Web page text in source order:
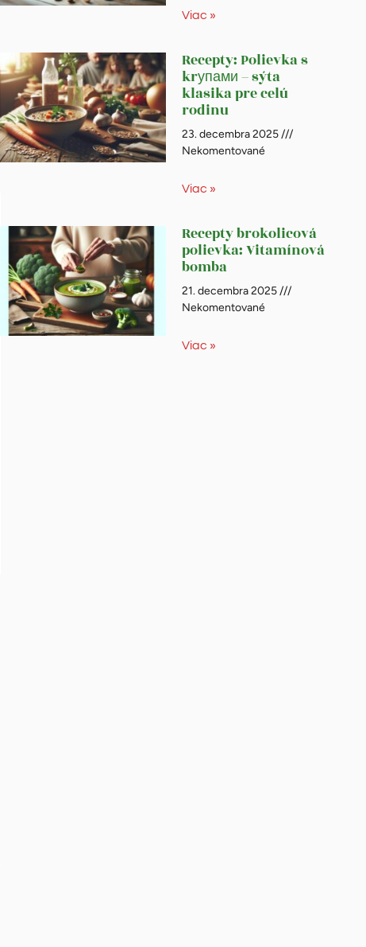
Viac »
Recepty: Polievka s
krупами – sýta
klasika pre celú
rodinu
23. decembra 2025
Nekomentované
Viac »
Recepty brokolicová
polievka: Vitamínová
bomba
21. decembra 2025
Nekomentované
Viac »